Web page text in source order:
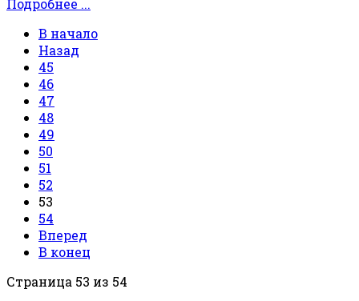
В начало
Назад
45
46
47
48
49
50
51
52
53
54
Вперед
В конец
Страница 53 из 54